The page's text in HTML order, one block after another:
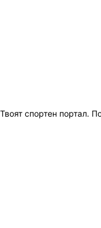
Твоят спортен портал.